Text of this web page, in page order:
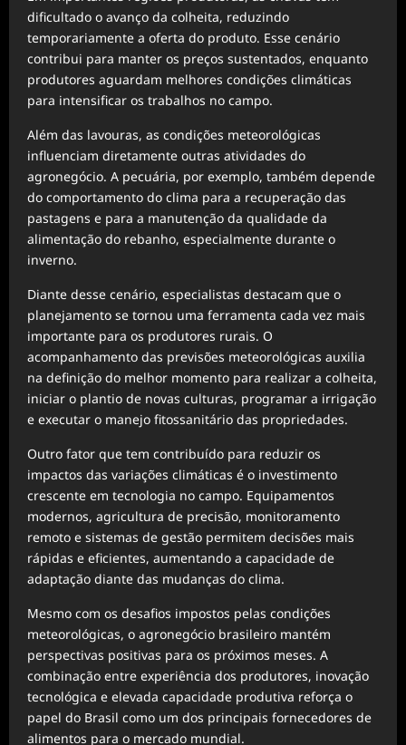
dificultado o avanço da colheita, reduzindo
temporariamente a oferta do produto. Esse cenário
contribui para manter os preços sustentados, enquanto
produtores aguardam melhores condições climáticas
para intensificar os trabalhos no campo.
Além das lavouras, as condições meteorológicas
influenciam diretamente outras atividades do
agronegócio. A pecuária, por exemplo, também depende
do comportamento do clima para a recuperação das
pastagens e para a manutenção da qualidade da
alimentação do rebanho, especialmente durante o
inverno.
Diante desse cenário, especialistas destacam que o
planejamento se tornou uma ferramenta cada vez mais
importante para os produtores rurais. O
acompanhamento das previsões meteorológicas auxilia
na definição do melhor momento para realizar a colheita,
iniciar o plantio de novas culturas, programar a irrigação
e executar o manejo fitossanitário das propriedades.
Outro fator que tem contribuído para reduzir os
impactos das variações climáticas é o investimento
crescente em tecnologia no campo. Equipamentos
modernos, agricultura de precisão, monitoramento
remoto e sistemas de gestão permitem decisões mais
rápidas e eficientes, aumentando a capacidade de
adaptação diante das mudanças do clima.
Mesmo com os desafios impostos pelas condições
meteorológicas, o agronegócio brasileiro mantém
perspectivas positivas para os próximos meses. A
combinação entre experiência dos produtores, inovação
tecnológica e elevada capacidade produtiva reforça o
papel do Brasil como um dos principais fornecedores de
alimentos para o mercado mundial.